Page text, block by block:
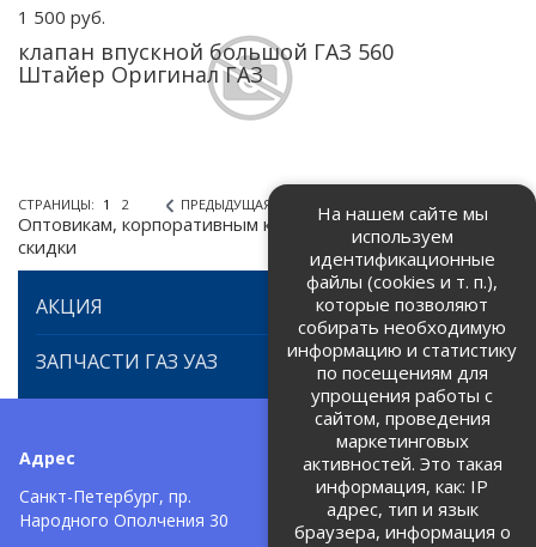
1 500 руб.
клапан впускной большой ГАЗ 560
Штайер Оригинал ГАЗ
СТРАНИЦЫ: 1 2 ПРЕДЫДУЩАЯ СЛЕДУЮЩАЯ
Оптовикам, корпоративным клиентам предоставляем
скидки
АКЦИЯ
ЗАПЧАСТИ ГАЗ УАЗ
Адрес
Санкт-Петербург, пр.
Народного Ополчения 30
Телефоны:
+7 (812) 971-42-42
Политика об обработке и
На нашем сайте мы
используем
идентификационные
файлы (cookies и т. п.),
которые позволяют
собирать необходимую
информацию и статистику
по посещениям для
упрощения работы с
сайтом, проведения
маркетинговых
активностей. Это такая
информация, как: IP
адрес, тип и язык
браузера, информация о